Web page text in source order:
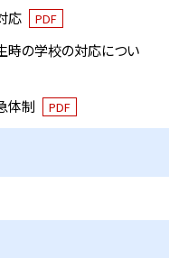
応 PDF
の学校の対応につい
体制 PDF